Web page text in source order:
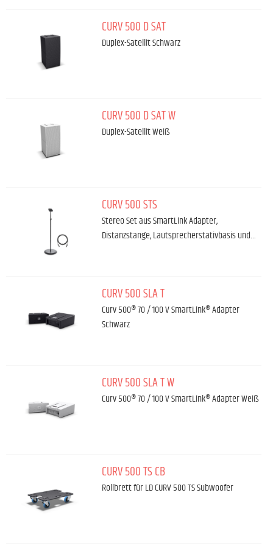
CURV 500 D SAT
Duplex-Satellit Schwarz
CURV 500 D SAT W
Duplex-Satellit Weiß
CURV 500 STS
Stereo Set aus SmartLink Adapter,
Distanzstange, Lautsprecherstativbasis und…
CURV 500 SLA T
Curv 500® 70 / 100 V SmartLink® Adapter
Schwarz
CURV 500 SLA T W
Curv 500® 70 / 100 V SmartLink® Adapter Weiß
CURV 500 TS CB
Rollbrett für LD CURV 500 TS Subwoofer